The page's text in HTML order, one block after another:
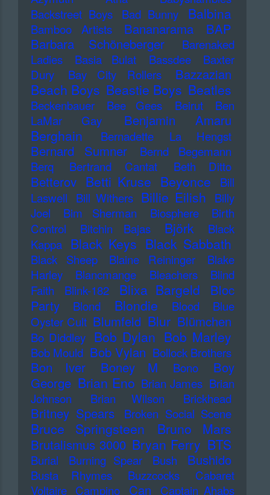
Backstreet Boys
Bad Bunny Balbina
Bamboo Artists Bananarama
BAP
Barbara Schöneberger
Barenaked
Ladies
Basia Bulat Bassdee
Baxter
Dury
Bay City Rollers Bazzazian
Beach Boys Beastie Boys Beatles
Beckenbauer Bee Gees Beirut
Ben
LaMar Gay
Benjamin Amaru
Berghain Bernadette La Hengst
Bernard Sumner
Bernd Begemann
Berq
Bertrand Cantat Beth Ditto
Betterov Betti Kruse Beyonce
Bill
Laswell
Bill Withers Billie Eilish
Billy
Joel
Bim Sherman Biosphere
Birth
Control
Bitchin Bajas Björk
Black
Kappa Black Keys Black Sabbath
Black Sheep Blaine Reininger
Blake
Harley
Blancmange Bleachers
Blind
Faith
Blink-182 Blixa Bargeld
Bloc
Party
Blond Blondie Blood
Blue
Oyster Cult Blumfeld Blur Blümchen
Bo Diddley Bob Dylan Bob Marley
Bob Mould Bob Vylan Bollock Brothers
Bon Iver Boney M Bono
Boy
George Brian Eno Brian James Brian
Johnson
Brian Wilson Brickhead
Britney Spears Broken Social Scene
Bruce Springsteen Bruno Mars
Brutalismus 3000 Bryan Ferry BTS
Burial Burning Spear Bush Bushido
Busta Rhymes Buzzcocks
Cabaret
Voltaire Campino Can Captain Ahabs